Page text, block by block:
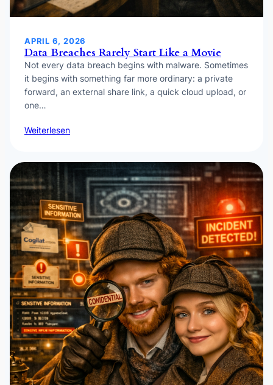
APRIL 6, 2026
Data Breaches Rarely Start Like a Movie
Not every data breach begins with malware. Sometimes
it begins with something far more ordinary: a private
forward, an external share link, a quick cloud upload, or
one…
Weiterlesen